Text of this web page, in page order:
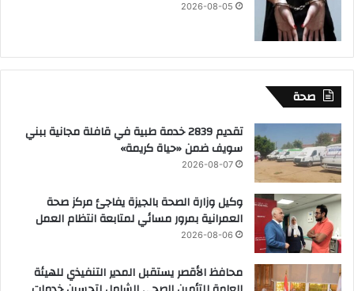
2026-08-05
صحة
تقديم 2839 خدمة طبية في قافلة مجانية ببني
سويف ضمن «حياة كريمة»
2026-08-07
وكيل وزارة الصحة بالجيزة يفاجئ مركز صحة
العمرانية بمرور مسائي لمتابعة انتظام العمل
2026-08-06
محافظ الأقصر يستقبل المدير التنفيذي للهيئة